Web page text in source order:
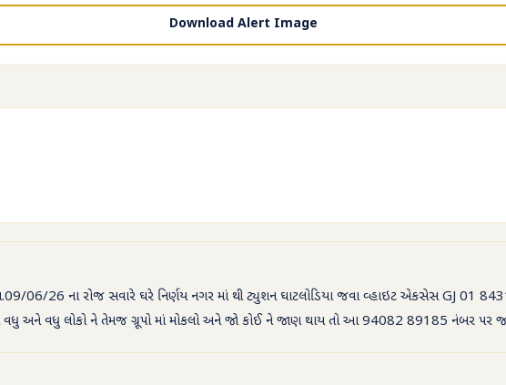
Download Alert Image
06/26 ના રોજ સવારે ઘરે નિર્ણય નગર માં થી ટ્યુશન ઘાટલોડિયા જવા વ્હાઇટ એકસેસ GJ 01
અને વધુ લોકો ને તેમજ ગ્રૂપો માં મોકલો અને જો કોઈ ને જાણ થાય તો આ 94082 89185 નંબર પર